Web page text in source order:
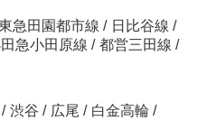
急田園都市線 / 日比谷線 /
急小田原線 / 都営三田線 /
/ 渋谷 / 広尾 / 白金高輪 /